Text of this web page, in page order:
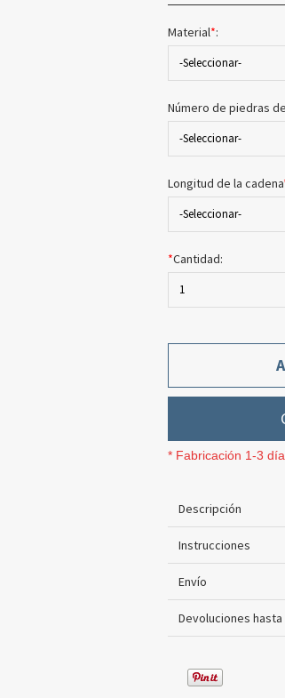
Material*:
-Seleccionar-
Número de piedras
-Seleccionar-
Longitud de la cadena
-Seleccionar-
*Cantidad:
1
* Fabricación 1-3
Descripción
Instrucciones
Envío
Devoluciones hasta